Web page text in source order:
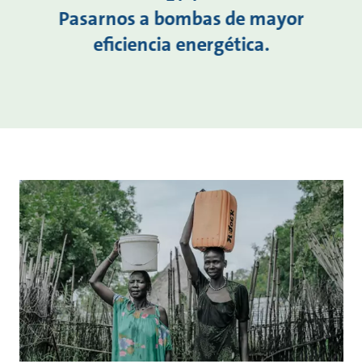
Pasarnos a bombas de mayor
eficiencia energética.